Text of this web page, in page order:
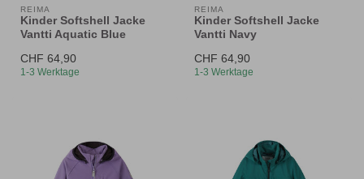
REIMA
Kinder Softshell Jacke
Vantti Aquatic Blue
CHF 64,90
1-3 Werktage
REIMA
Kinder Softshell Jacke
Vantti Navy
CHF 64,90
1-3 Werktage